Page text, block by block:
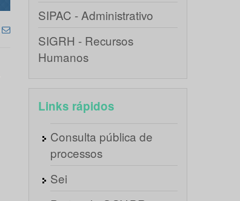
SIPAC - Administrativo
SIGRH - Recursos
Humanos
Links rápidos
Consulta pública de
processos
Sei